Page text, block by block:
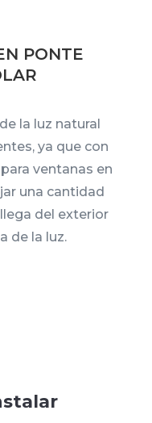
PONTE
la luz natural
ya que con
ventanas en
una cantidad
del exterior
de la luz.